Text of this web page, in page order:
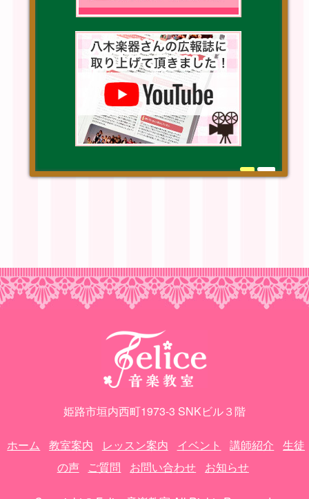
姫路市垣内西町1973-3 SNKビル３階
ホーム 教室案内 レッスン案内 イベント 講師紹介
生徒
の声
ご質問 お問い合わせ お知らせ